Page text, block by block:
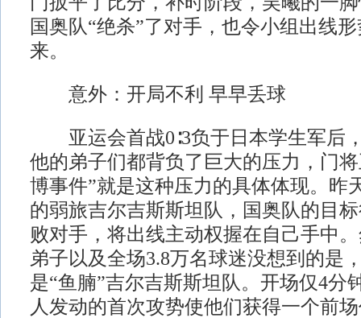
国奥队“绝杀”了对手，也令小组出线
来。
意外：开局不利 早早丢球
亚运会首战0∶3负于日本学生军后
他的弟子们都背负了巨大的压力，门
博事件”就是这种压力的具体体现。昨
的弱旅吉尔吉斯斯坦队，国奥队的目
败对手，将出线主动权握在自己手中
弟子以及全场3.8万名球迷没想到的是
是“鱼腩”吉尔吉斯斯坦队。开场仅4分
人发动的首次攻势使他们获得一个前